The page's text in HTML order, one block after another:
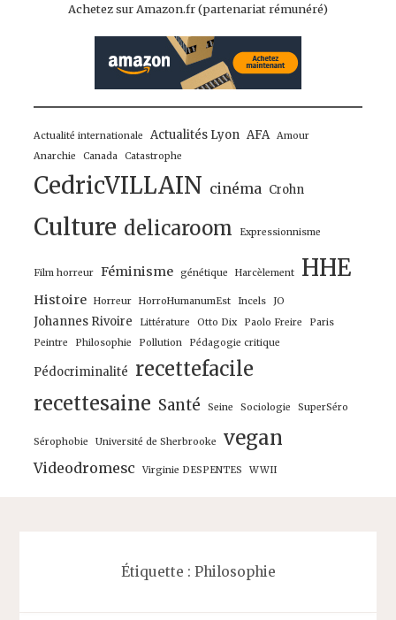
Achetez sur Amazon.fr (partenariat rémunéré)
Actualité internationale Actualités Lyon AFA
Amour
Anarchie
Canada Catastrophe
CedricVILLAIN cinéma Crohn
Culture delicaroom Expressionnisme
Film horreur Féminisme génétique Harcèlement HHE
Histoire Horreur HorroHumanumEst Incels JO
Johannes Rivoire Littérature Otto Dix Paolo Freire
Paris
Peintre
Philosophie Pollution Pédagogie critique
Pédocriminalité recettefacile
recettesaine Santé Seine Sociologie SuperSéro
Sérophobie Université de Sherbrooke vegan
Videodromesc Virginie DESPENTES WWII
Étiquette : Philosophie